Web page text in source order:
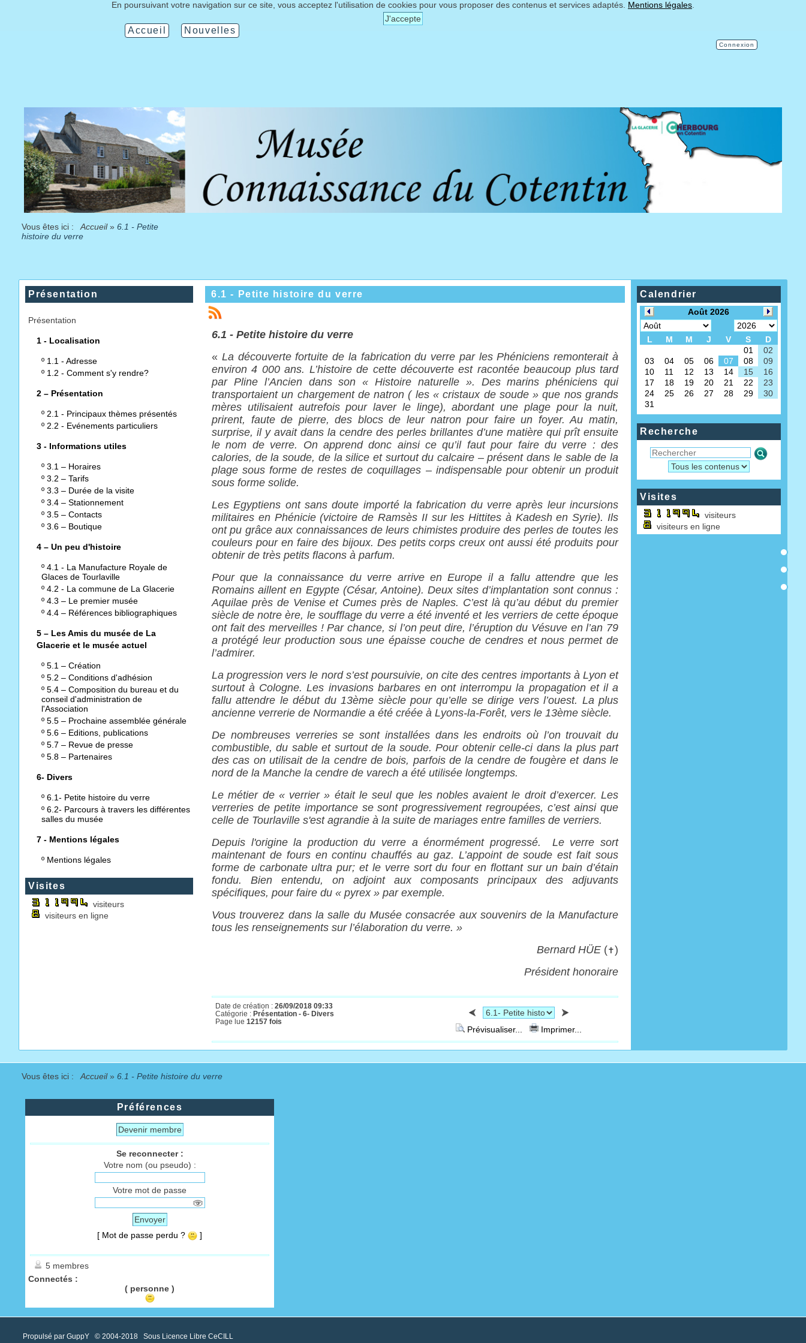
En poursuivant votre navigation sur ce site, vous acceptez l'utilisation de cookies pour vous proposer des contenus et services adaptés. Mentions légales
J'accepte
Accueil
Connexion
Nouvelles
Vous êtes ici : Accueil» 6.1 - Petite
histoire du verre
Présentation
Présentation
1 - Localisation
º 1.1 - Adresse
º 1.2 - Comment s'y rendre?
2 – Présentation
º 2.1 - Principaux thèmes présentés
º 2.2 - Evénements particuliers
3 - Informations utiles
º 3.1 – Horaires
º 3.2 – Tarifs
º 3.3 – Durée de la visite
º 3.4 – Stationnement
º 3.5 – Contacts
º 3.6 – Boutique
4 – Un peu d'histoire
º 4.1 - La Manufacture Royale de
Glaces de Tourlaville
º 4.2 - La commune de La Glacerie
º 4.3 – Le premier musée
º 4.4 – Références bibliographiques
5 – Les Amis du musée de La
Glacerie et le musée actuel
º 5.1 – Création
º 5.2 – Conditions d'adhésion
º 5.4 – Composition du bureau et du
conseil d'administration de
l'Association
º 5.5 – Prochaine assemblée générale
º 5.6 – Editions, publications
º 5.7 – Revue de presse
º 5.8 – Partenaires
6- Divers
º 6.1- Petite histoire du verre
º 6.2- Parcours à travers les différentes
salles du musée
7 - Mentions légales
º Mentions légales
Visites
visiteurs
visiteurs en ligne
6.1 - Petite histoire du verre
6.1 - Petite histoire du verre
« La découverte fortuite de la fabrication du verre par les Phéniciens remonterait à
environ 4 000 ans. L’histoire de cette découverte est racontée beaucoup plus tard
par Pline l’Ancien dans son « Histoire naturelle ». Des marins phéniciens qui
transportaient un chargement de natron ( les « cristaux de soude» que nos grands
mères utilisaient autrefois pour laver le linge), abordant une plage pour la nuit,
prirent, faute de pierre, des blocs de leur natron pour faire un foyer. Au matin,
surprise, il y avait dans la cendre des perles brillantes d’une matière qui prît ensuite
le nom de verre. On apprend donc ainsi ce qu’il faut pour faire du verre : des
calories, de la soude, de la silice et surtout du calcaire – présent dans le sable de la
plage sous forme de restes de coquillages – indispensable pour obtenir un produit
sous forme solide.
Les Egyptiens ont sans doute importé la fabrication du verre après leur incursions
militaires en Phénicie (victoire de Ramsès II sur les Hittites à Kadesh en Syrie). Ils
ont pu grâce aux connaissances de leurs chimistes produire des perles de toutes les
couleurs pour en faire des bijoux. Des petits corps creux ont aussi été produits pour
obtenir de très petits flacons à parfum.
Pour que la connaissance du verre arrive en Europe il a fallu attendre que les
Romains aillent en Egypte (César, Antoine). Deux sites d’implantation sont connus :
Aquilae près de Venise et Cumes près de Naples. C’est là qu’au début du premier
siècle de notre ère, le soufflage du verre a été inventé et les verriers de cette époque
ont fait des merveilles ! Par chance, si l’on peut dire, l’éruption du Vésuve en l’an 79
a protégé leur production sous une épaisse couche de cendres et nous permet de
l’admirer.
La progression vers le nord s’est poursuivie, on cite des centres importants à Lyon et
surtout à Cologne. Les invasions barbares en ont interrompu la propagation et il a
fallu attendre le début du 13ème siècle pour qu’elle se dirige vers l’ouest. La plus
ancienne verrerie de Normandie a été créée à Lyons-la-Forêt, vers le 13ème siècle.
De nombreuses verreries se sont installées dans les endroits où l’on trouvait du
combustible, du sable et surtout de la soude. Pour obtenir celle-ci dans la plus part
des cas on utilisait de la cendre de bois, parfois de la cendre de fougère et dans le
nord de la Manche la cendre de varech a été utilisée longtemps.
Le métier de « verrier » était le seul que les nobles avaient le droit d’exercer. Les
verreries de petite importance se sont progressivement regroupées, c’est ainsi que
celle de Tourlaville s'est agrandie à la suite de mariages entre familles de verriers.
Depuis l'origine la production du verre a énormément progressé. Le verre sort
maintenant de fours en continu chauffés au gaz. L’appoint de soude est fait sous
forme de carbonate ultra pur; et le verre sort du four en flottant sur un bain d’étain
fondu. Bien entendu, on adjoint aux composants principaux des adjuvants
spécifiques, pour faire du « pyrex » par exemple.
Vous trouverez dans la salle du Musée consacrée aux souvenirs de la Manufacture
tous les renseignements sur l’élaboration du verre. »
Bernard HÜE (✝)
Président honoraire
Date de création : 26/09/2018 09:33
Catégorie : Présentation - 6- Divers
Page lue 12157 fois
Prévisualiser... Imprimer...
Calendrier
Recherche
Visites
visiteurs
visiteurs en ligne
Vous êtes ici : Accueil» 6.1 - Petite histoire du verre
Préférences
Devenir membre
Se reconnecter :
Votre nom (ou pseudo) :
Votre mot de passe
Envoyer
[ Mot de passe perdu ?
]
5 membres
Connectés :
( personne )
Propulsé par GuppY © 2004-2018 Sous Licence Libre CeCILL